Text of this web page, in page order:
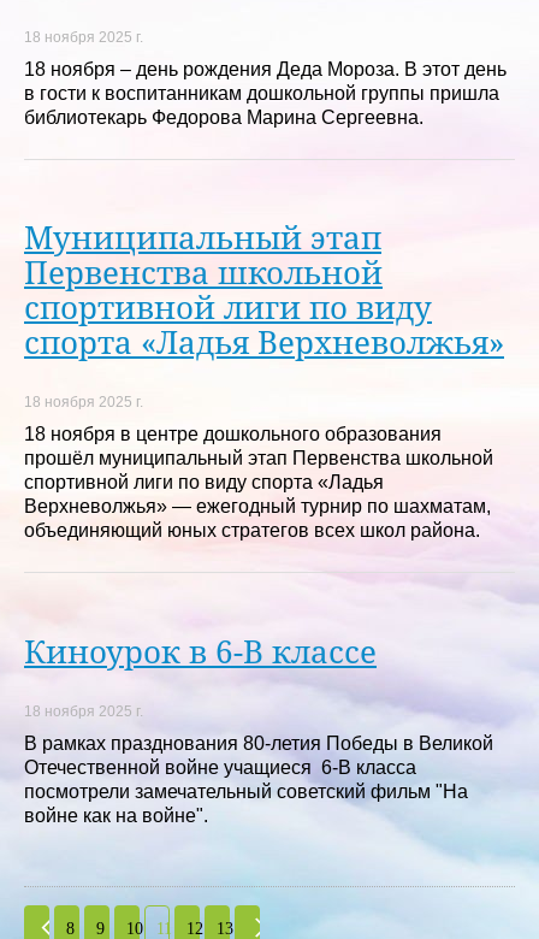
18 ноября 2025 г.
18 ноября – день рождения Деда Мороза. В этот день
в гости к воспитанникам дошкольной группы пришла
библиотекарь Федорова Марина Сергеевна.
Муниципальный этап
Первенства школьной
спортивной лиги по виду
спорта «Ладья Верхневолжья»
18 ноября 2025 г.
18 ноября в центре дошкольного образования
прошёл муниципальный этап Первенства школьной
спортивной лиги по виду спорта «Ладья
Верхневолжья» — ежегодный турнир по шахматам,
объединяющий юных стратегов всех школ района.
Киноурок в 6-В классе
18 ноября 2025 г.
В рамках празднования 80-летия Победы в Великой
Отечественной войне учащиеся 6-В класса
посмотрели замечательный советский фильм "На
войне как на войне".
8 9 10 11 12 13